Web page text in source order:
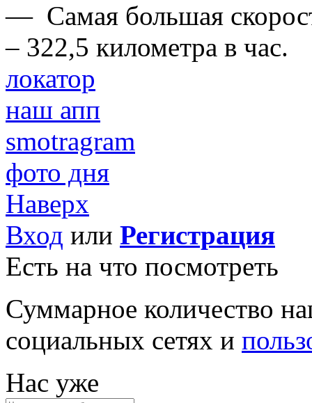
— Самая большая
– 322,5 километра в час.
локатор
наш апп
smotragram
фото дня
Наверх
Вход или Регистрация
Есть на что посмотреть
Суммарное количество
социальных сетях и
Нас уже